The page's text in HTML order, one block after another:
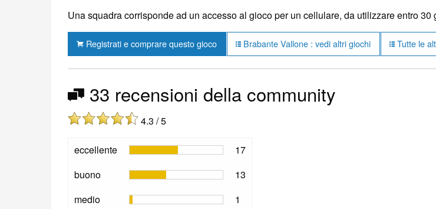
Una squadra corrisponde ad un accesso al gioco per un cellulare, da utilizzare entro
Registrati e comprare questo gioco Brabante Vallone : vedi altri giochi Tutte le
33 recensioni della community
4.3 / 5
eccellente
17
buono
13
medio
1